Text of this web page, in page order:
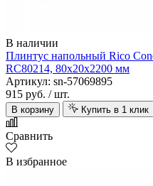
В наличии
Плинтус напольный Rico
RC80214, 80х20х2200 мм
Артикул: sn-57069895
915 руб. / шт.
В корзину Купить в 1 клик
Сравнить
В избранное